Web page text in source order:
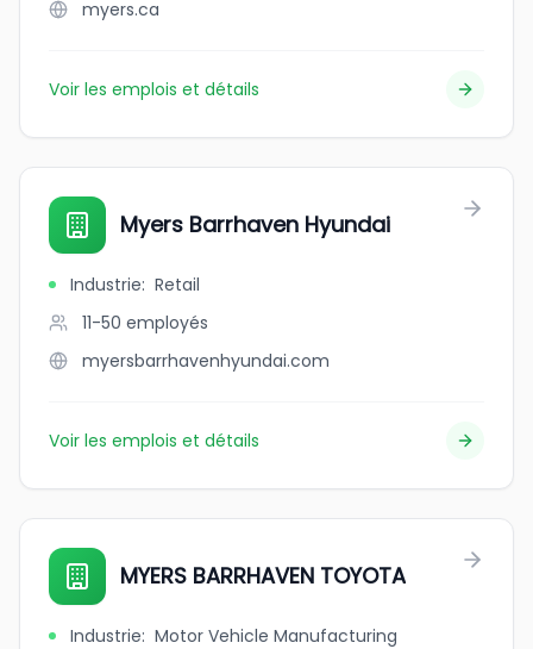
myers.ca
Voir les emplois et détails
Myers Barrhaven Hyundai
Industrie: Retail
11-50 employés
myersbarrhavenhyundai.com
Voir les emplois et détails
MYERS BARRHAVEN TOYOTA
Industrie: Motor Vehicle Manufacturing